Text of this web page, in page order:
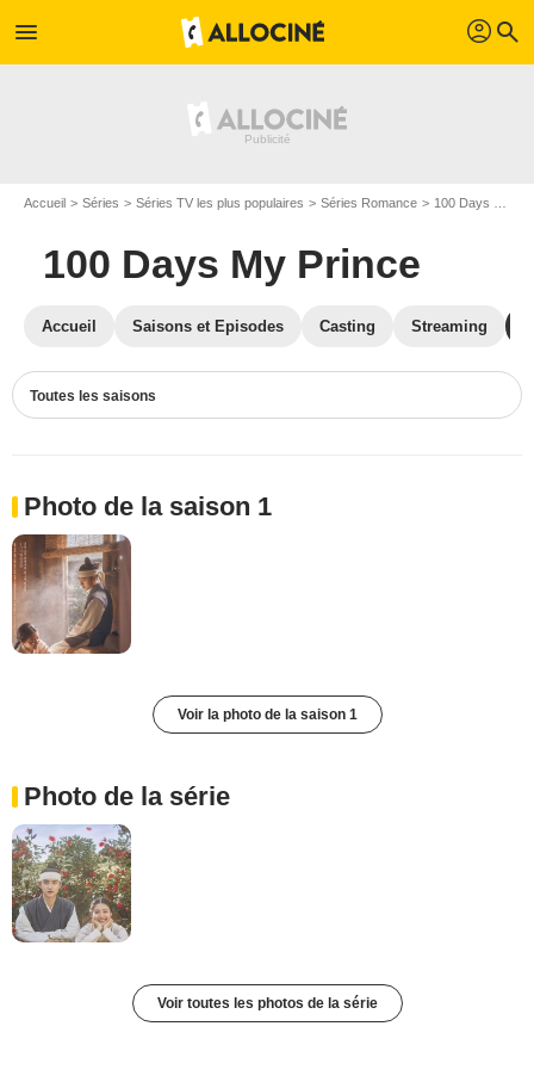
menu profil search
Accueil Séries Séries TV les plus populaires Séries Romance 100 Days My Prince
100 Days My Prince
Accueil Saisons et Episodes Casting Streaming
Toutes les saisons
Photo de la saison 1
Voir la photo de la saison 1
Photo de la série
Voir toutes les photos de la série